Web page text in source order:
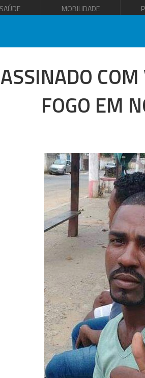
SAÚDE MOBILIDADE
FOGO EM